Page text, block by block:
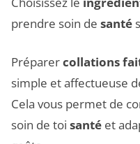
prendre soin de santé
Préparercollations
simple et affectueuse
Cela vous permet de
soin de toi santé et